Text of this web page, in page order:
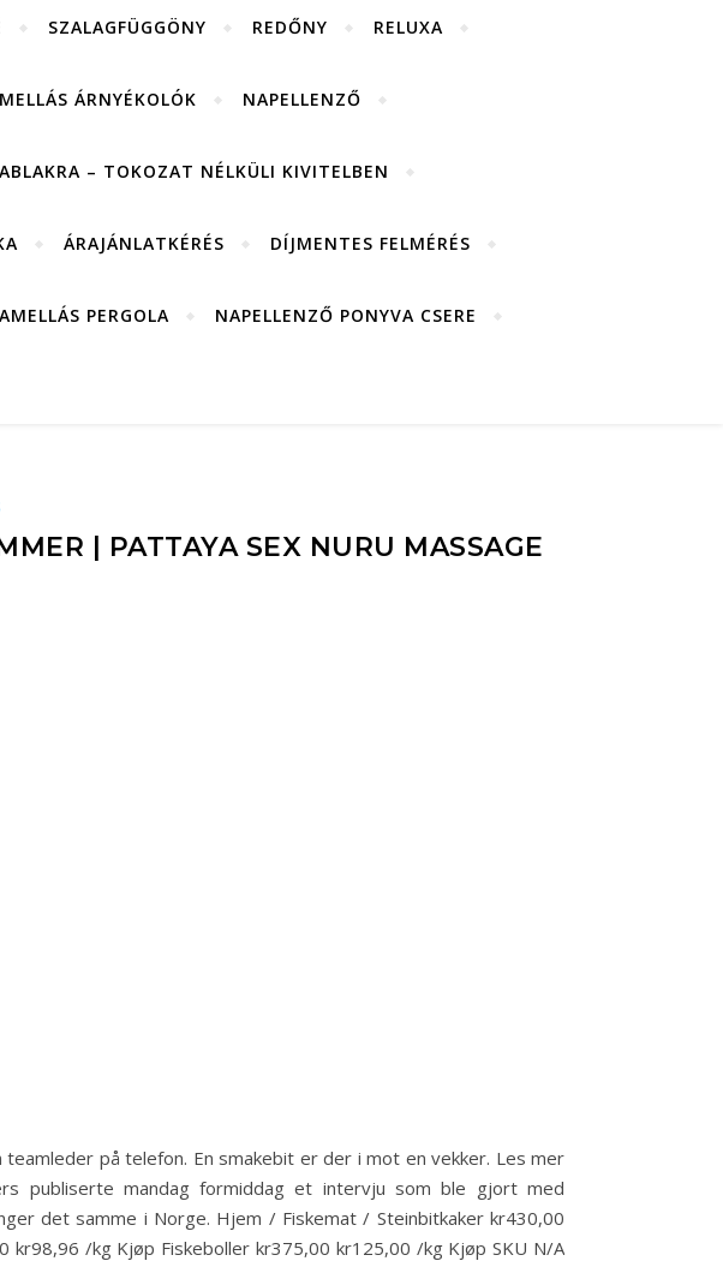
SZALAGFÜGGÖNY REDŐNY RELUXA
ÁRNYÉKOLÓK NAPELLENZŐ
– TOKOZAT NÉLKÜLI KIVITELBEN
ÁRAJÁNLATKÉRÉS DÍJMENTES FELMÉRÉS
PERGOLA NAPELLENZŐ PONYVA CSERE
| PATTAYA SEX NURU MASSAGE
på telefon. En smakebit er der i mot en vekker. Les mer
publiserte mandag formiddag et intervju som ble gjort med
det samme i Norge. Hjem / Fiskemat / Steinbitkaker kr430,00
/kg Kjøp Fiskeboller kr375,00 kr125,00 /kg Kjøp SKU N/A